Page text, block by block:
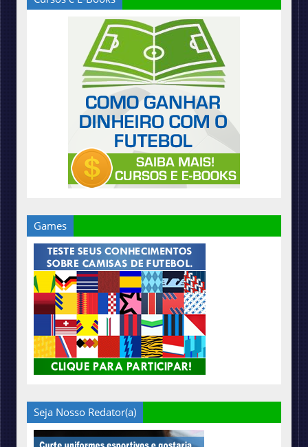
Games
Seja Nosso Redator(a)